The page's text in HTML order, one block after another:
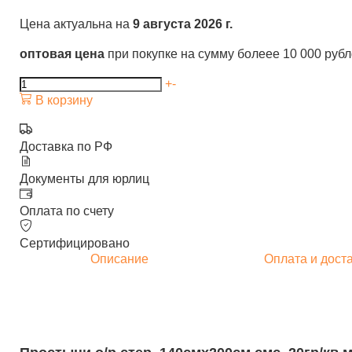
Цена актуальна на 9 августа 2026 г.
оптовая цена при покупке на сумму болеее 10 000
+-
В корзину
Доставка по РФ
Документы для юрлиц
Оплата по счету
Сертифицировано
Описание
Оплата и